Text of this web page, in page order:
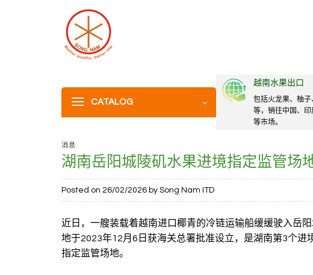
CATALOG
越南水果出口
包括火龙果、柚子
等，销往中国、印
等市场。
消息
湖南岳阳城陵矶水果进境指定监管场
Posted on 26/02/2026 by Song Nam ITD
近日，一艘装载着越南进口椰青的冷链运输船缓缓驶入岳
地于2023年12月6日获海关总署批准设立，是湖南第3个
指定监管场地。